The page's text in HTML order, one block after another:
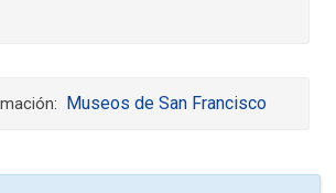
Museos de San Francisco